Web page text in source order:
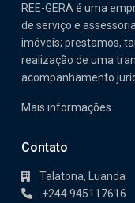
REE-GERA é uma
de serviço e
imóveis; prestamos,
realização de uma
acompanhamento
Mais informações
Contato
Talatona, Luanda
+244.945117616